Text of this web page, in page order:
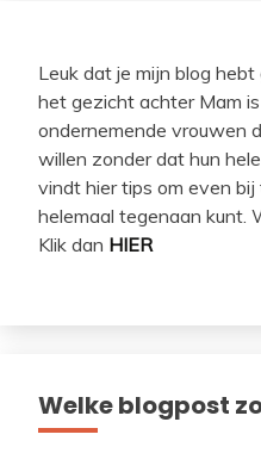
Leuk dat je mijn blog
het gezicht achter Mam
ondernemende vrouwen
willen zonder dat hun
vindt hier tips om even
helemaal tegenaan kunt.
Klik dan HIER
Welke blogpost